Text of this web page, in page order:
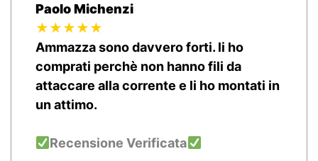
Paolo Michenzi
★★★★★
Ammazza sono davvero forti. li ho
comprati perchè non hanno fili da
attaccare alla corrente e li ho montati in
un attimo.
Recensione Verificata